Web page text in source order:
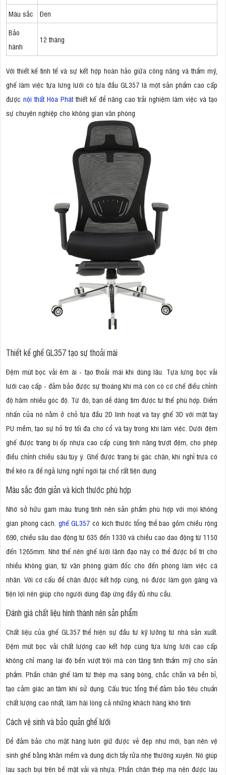
Màu sắc
Đen
Bảo
hành
12 tháng
Với thiết kế tinh tế và sự kết hợp hoàn hảo giữa công năng và thẩm mỹ,
ghế làm việc tựa lưng lưới có tựa đầu GL357 là một sản phẩm cao cấp
được nội thất Hòa Phátthiết kế để nâng cao trải nghiệm làm việc và tạo
sự chuyên nghiệp cho không gian văn phòng
Thiết kế ghế GL357 tạo sự thoải mái
Đệm mút bọc vải êm ái - tạo thoải mái khi dùng lâu. Tựa lưng bọc vải
lưới cao cấp - đảm bảo được sự thoáng khí mà còn có cơ chế điều chỉnh
độ hãm nhiều góc độ. Từ đó, bạn dễ dàng tìm được tư thế phù hợp. Điểm
nhấn của nó nằm ở chỗ tựa đầu 2D linh hoạt và tay ghế 3D với mặt tay
PU mềm, tạo sự hỗ trợ tối đa cho cổ và tay trong khi làm việc. Dưới đệm
ghế được trang bị ốp nhựa cao cấp cùng tính năng trượt đệm, cho phép
điều chỉnh chiều sâu tùy ý. Ghế được trang bị gác chân, khi nghỉ trưa có
thể kéo ra để ngả lưng nghỉ ngơi tại chổ rất tiện dụng
Màu sắc đơn giản và kích thước phù hợp
Nhờ sở hữu gam màu trung tính nên sản phẩm phù hợp với mọi không
gian phong cách. ghế GL357 có kích thước tổng thể bao gồm chiều rộng
690, chiều sâu dao động từ 635 đến 1330 và chiều cao dao động từ 1150
đến 1265mm. Nhờ thế nên ghế lưới lãnh đạo này có thể được bố trí cho
nhiều không gian, từ văn phòng giám đốc cho đến phòng làm việc cá
nhân. Với cơ cấu để chân được kết hợp cùng, nó được làm gọn gàng và
tiện lợi nên giúp cho người dùng đáp ứng đầy đủ nhu cầu.
Đánh giá chất liệu hình thành nên sản phẩm
Chất liệu của ghế GL357 thể hiện sự đầu tư kỹ lưỡng từ nhà sản xuất.
Đệm mút bọc vải chất lượng cao kết hợp cùng tựa lưng lưới cao cấp
không chỉ mang lại độ bền vượt trội mà còn tăng tính thẩm mỹ cho sản
phẩm. Phần chân ghế làm từ thép mạ sáng bóng, chắc chắn và bền bỉ,
tạo cảm giác an tâm khi sử dụng. Cấu trúc tổng thể đảm bảo tiêu chuẩn
chất lượng cao nhất, làm hài lòng cả những khách hàng khó tính
Cách vệ sinh và bảo quản ghế lưới
Để đảm bảo cho mặt hàng luôn giữ được vẻ đẹp như mới, bạn nên vệ
sinh ghế bằng khăn mềm và dung dịch tẩy rửa nhẹ thường xuyên. Nó giúp
lau sạch bụi trên bề mặt vải và nhựa. Phần chân thép mạ nên được lau